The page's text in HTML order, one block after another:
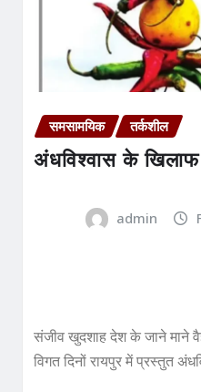
समसामयिक तर्कशील
अंधविश्‍वास के
admin
संजीव खुदशाह देश के जाने माने
विगत दिनों रायपुर में प्रस्‍तुत